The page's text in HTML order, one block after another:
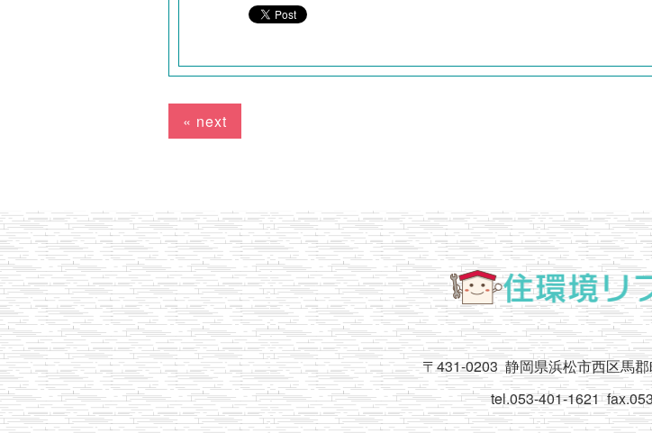
« next
〒431-0203静岡県浜松市西区馬
tel.053-401-1621